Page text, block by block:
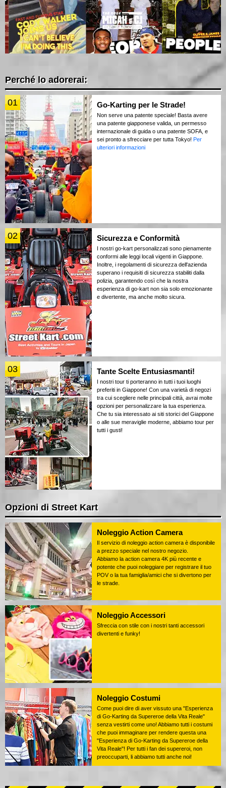
Perché lo adorerai:
01 Go-Karting per le Strade!
Non serve una patente speciale! Basta avere
una patente giapponese valida, un permesso
internazionale di guida o una patente SOFA, e
sei pronto a sfrecciare per tutta Tokyo! Per
ulteriori informazioni
02 Sicurezza e Conformità
I nostri go-kart personalizzati sono pienamente
conformi alle leggi locali vigenti in Giappone.
Inoltre, i regolamenti di sicurezza dell'azienda
superano i requisiti di sicurezza stabiliti dalla
polizia, garantendo così che la nostra
esperienza di go-kart non sia solo emozionante
e divertente, ma anche molto sicura.
03 Tante Scelte Entusiasmanti!
I nostri tour ti porteranno in tutti i tuoi luoghi
preferiti in Giappone! Con una varietà di negozi
tra cui scegliere nelle principali città, avrai molte
opzioni per personalizzare la tua esperienza.
Che tu sia interessato ai siti storici del Giappone
o alle sue meraviglie moderne, abbiamo tour per
tutti i gusti!
Opzioni di Street Kart
Noleggio Action Camera
Il servizio di noleggio action camera è disponibile
a prezzo speciale nel nostro negozio.
Abbiamo la action camera 4K più recente e
potente che puoi noleggiare per registrare il tuo
POV o la tua famiglia/amici che si divertono per
le strade.
Noleggio Accessori
Sfreccia con stile con i nostri tanti accessori
divertenti e funky!
Noleggio Costumi
Come puoi dire di aver vissuto una "Esperienza
di Go-Karting da Supereroe della Vita Reale"
senza vestirti come uno! Abbiamo tutti i costumi
che puoi immaginare per rendere questa una
"Esperienza di Go-Karting da Supereroe della
Vita Reale"! Per tutti i fan dei supereroi, non
preoccuparti, li abbiamo tutti anche noi!